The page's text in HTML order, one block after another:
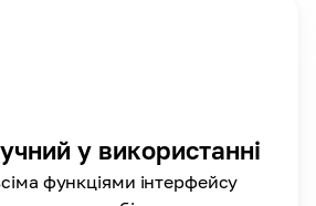
у використанні
функціями інтерфейсу